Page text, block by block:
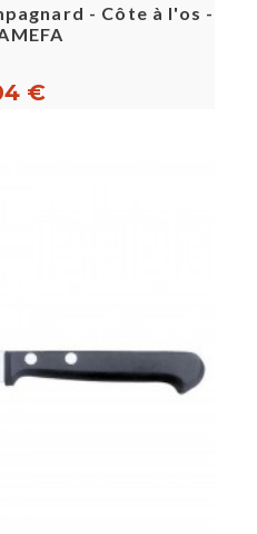
- Côte à l'os -
€